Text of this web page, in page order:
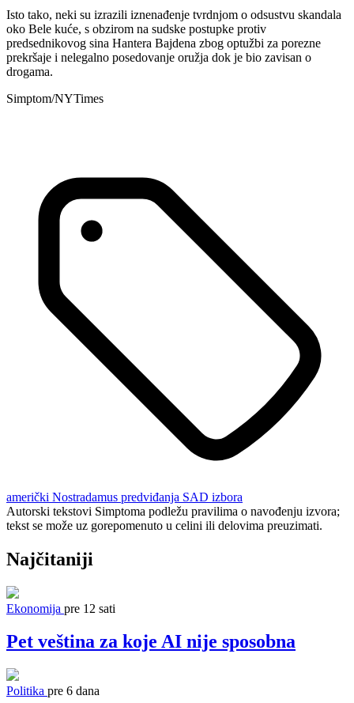
Isto tako, neki su izrazili iznenađenje tvrdnjom o odsustvu skandala
oko Bele kuće, s obzirom na sudske postupke protiv
predsednikovog sina Hantera Bajdena zbog optužbi za porezne
prekršaje i nelegalno posedovanje oružja dok je bio zavisan o
drogama.
Simptom/NYTimes
američki Nostradamus predviđanja SAD izbora
Autorski tekstovi Simptoma podležu pravilima o navođenju izvora;
tekst se može uz gorepomenuto u celini ili delovima preuzimati.
Najčitaniji
Ekonomija pre 12 sati
Pet veština za koje AI nije sposobna
Politika pre 6 dana